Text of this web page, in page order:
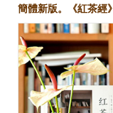
簡體新版。《紅茶經》